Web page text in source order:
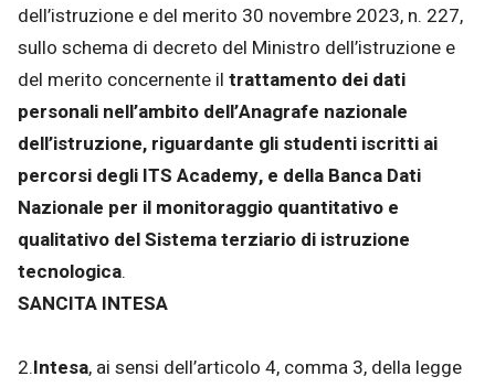
dell’istruzione e del merito 30 novembre 2023, n. 227,
sullo schema di decreto del Ministro dell’istruzione e
del merito concernente il trattamento dei dati
personali nell’ambito dell’Anagrafe nazionale
dell’istruzione, riguardante gli studenti iscritti ai
percorsi degli ITS Academy, e della Banca Dati
Nazionale per il monitoraggio quantitativo e
qualitativo del Sistema terziario di istruzione
tecnologica.
SANCITA INTESA
2.Intesa, ai sensi dell’articolo 4, comma 3, della legge